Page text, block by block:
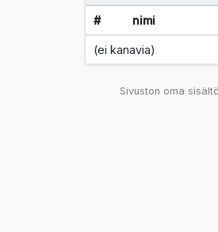
# nimi
(ei kanavia)
Sivuston oma